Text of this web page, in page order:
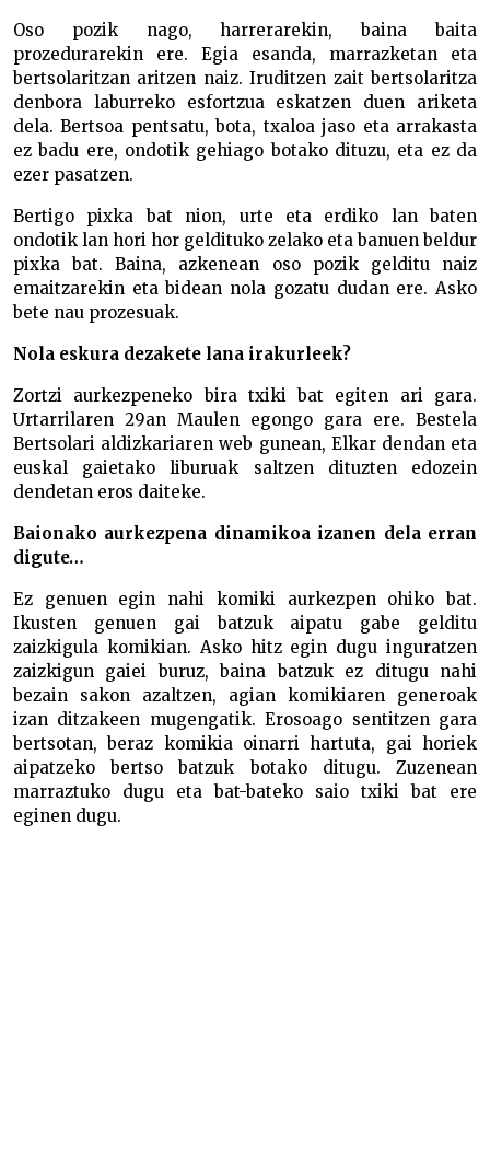
Oso pozik nago, harrerarekin, baina baita
prozedurarekin ere. Egia esanda, marrazketan eta
bertsolaritzan aritzen naiz. Iruditzen zait bertsolaritza
denbora laburreko esfortzua eskatzen duen ariketa
dela. Bertsoa pentsatu, bota, txaloa jaso eta arrakasta
ez badu ere, ondotik gehiago botako dituzu, eta ez da
ezer pasatzen.
Bertigo pixka bat nion, urte eta erdiko lan baten
ondotik lan hori hor geldituko zelako eta banuen beldur
pixka bat. Baina, azkenean oso pozik gelditu naiz
emaitzarekin eta bidean nola gozatu dudan ere. Asko
bete nau prozesuak.
Nola eskura dezakete lana irakurleek?
Zortzi aurkezpeneko bira txiki bat egiten ari gara.
Urtarrilaren 29an Maulen egongo gara ere. Bestela
Bertsolari aldizkariaren web gunean, Elkar dendan eta
euskal gaietako liburuak saltzen dituzten edozein
dendetan eros daiteke.
Baionako aurkezpena dinamikoa izanen dela erran
digute…
Ez genuen egin nahi komiki aurkezpen ohiko bat.
Ikusten genuen gai batzuk aipatu gabe gelditu
zaizkigula komikian. Asko hitz egin dugu inguratzen
zaizkigun gaiei buruz, baina batzuk ez ditugu nahi
bezain sakon azaltzen, agian komikiaren generoak
izan ditzakeen mugengatik. Erosoago sentitzen gara
bertsotan, beraz komikia oinarri hartuta, gai horiek
aipatzeko bertso batzuk botako ditugu. Zuzenean
marraztuko dugu eta bat-bateko saio txiki bat ere
eginen dugu.